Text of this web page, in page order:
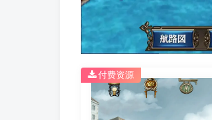
付费资源